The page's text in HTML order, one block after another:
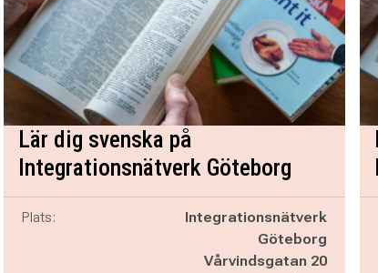
Lär dig svenska på
Integrationsnätverk Göteborg
Plats:
Integrationsnätverk
Göteborg
Vårvindsgatan 20